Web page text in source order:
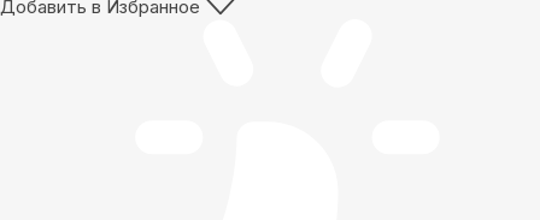
Добавить в Избранное